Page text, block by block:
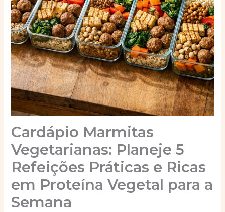
Cardápio Marmitas
Vegetarianas: Planeje 5
Refeições Práticas e Ricas
em Proteína Vegetal para a
Semana